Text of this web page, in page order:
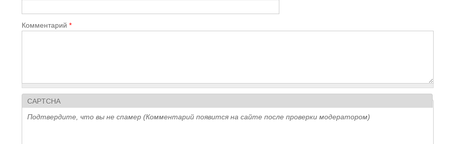
Комментарий*
CAPTCHA
Подтвердите, что вы не спамер (Комментарий появится на сайте после проверки модератором)